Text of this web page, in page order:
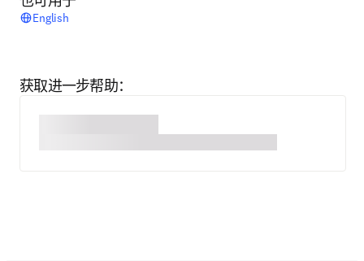
English
获取进一步帮助：